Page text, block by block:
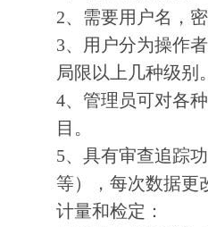
2、需要用户名，
3、用户分为操作
局限以上几种级别
4、管理员可对各
目。
5、具有审查追踪
等），每次数据更
计量和检定：